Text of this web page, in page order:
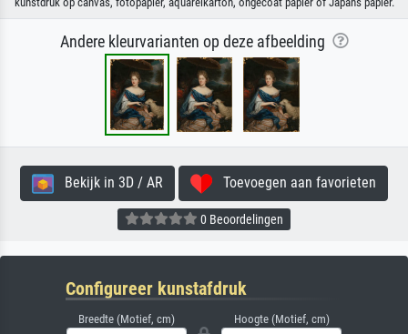
Andere kleurvarianten op deze afbeelding
Bekijk in 3D / AR Toevoegen aan favorieten
0 Beoordelingen
Configureer kunstafdruk
Breedte (Motief, cm) Hoogte (Motief, cm)